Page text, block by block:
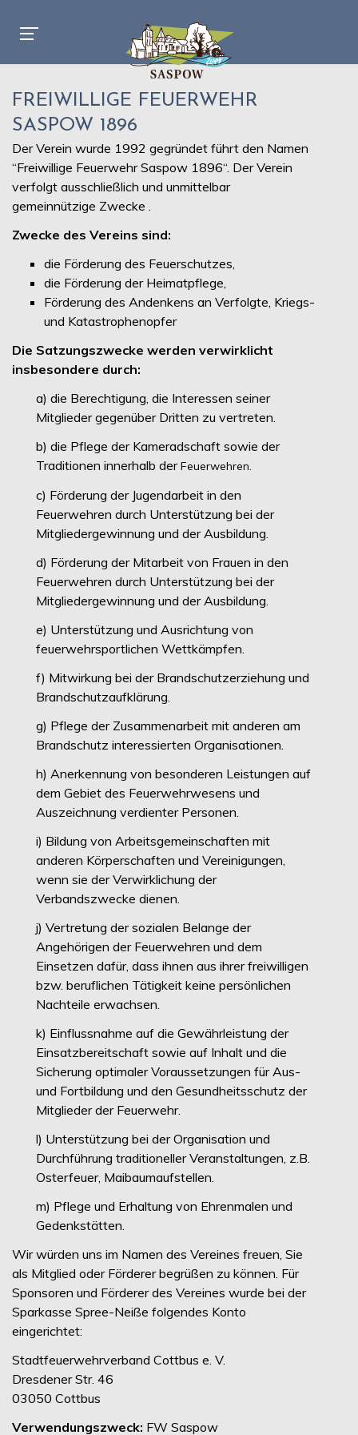
FREIWILLIGE FEUERWEHR
SASPOW 1896
Der Verein wurde 1992 gegründet führt den Namen
“Freiwillige Feuerwehr Saspow 1896“. Der Verein
verfolgt ausschließlich und unmittelbar
gemeinnützige Zwecke .
Zwecke des Vereins sind:
die Förderung des Feuerschutzes,
die Förderung der Heimatpflege,
Förderung des Andenkens an Verfolgte, Kriegs-
und Katastrophenopfer
Die Satzungszwecke werden verwirklicht
insbesondere durch:
a) die Berechtigung, die Interessen seiner
Mitglieder gegenüber Dritten zu vertreten.
b) die Pflege der Kameradschaft sowie der
Traditionen innerhalb derFeuerwehren.
c) Förderung der Jugendarbeit in den
Feuerwehren durch Unterstützung bei der
Mitgliedergewinnung und der Ausbildung.
d) Förderung der Mitarbeit von Frauen in den
Feuerwehren durch Unterstützung bei der
Mitgliedergewinnung und der Ausbildung.
e) Unterstützung und Ausrichtung von
feuerwehrsportlichen Wettkämpfen.
f) Mitwirkung bei der Brandschutzerziehung und
Brandschutzaufklärung.
g) Pflege der Zusammenarbeit mit anderen am
Brandschutz interessierten Organisationen.
h) Anerkennung von besonderen Leistungen auf
dem Gebiet des Feuerwehrwesens und
Auszeichnung verdienter Personen.
i) Bildung von Arbeitsgemeinschaften mit
anderen Körperschaften und Vereinigungen,
wenn sie der Verwirklichung der
Verbandszwecke dienen.
j) Vertretung der sozialen Belange der
Angehörigen der Feuerwehren und dem
Einsetzen dafür, dass ihnen aus ihrer freiwilligen
bzw. beruflichen Tätigkeit keine persönlichen
Nachteile erwachsen.
k) Einflussnahme auf die Gewährleistung der
Einsatzbereitschaft sowie auf Inhalt und die
Sicherung optimaler Voraussetzungen für Aus-
und Fortbildung und den Gesundheitsschutz der
Mitglieder der Feuerwehr.
l) Unterstützung bei der Organisation und
Durchführung traditioneller Veranstaltungen, z.B.
Osterfeuer, Maibaumaufstellen.
m) Pflege und Erhaltung von Ehrenmalen und
Gedenkstätten.
Wir würden uns im Namen des Vereines freuen, Sie
als Mitglied oder Förderer begrüßen zu können. Für
Sponsoren und Förderer des Vereines wurde bei der
Sparkasse Spree-Neiße folgendes Konto
eingerichtet:
Stadtfeuerwehrverband Cottbus e. V.
Dresdener Str. 46
03050 Cottbus
Verwendungszweck: FW Saspow